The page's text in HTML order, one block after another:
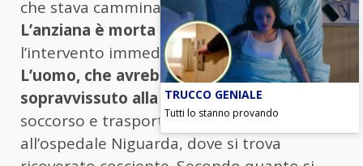
che stava camminando sul marciapiede.
L’anziana è morta sul colpo, nonostante
l’intervento immediato dei sanitari del 118.
L’uomo, che avrebbe tentato il suicidio, è
sopravvissuto alla caduta.È stato
soccorso e trasportato in codice rosso
all’ospedale Niguarda, dove si trova
TRUCCO GENIALE
Tutti lo stanno provando